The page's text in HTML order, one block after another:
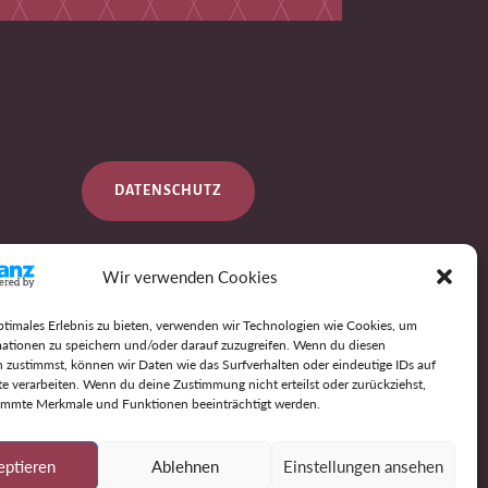
Wir verwenden Cookies
Erlebnis zu bieten, verwenden wir Technologien wie Cookies, um
zu speichern und/oder darauf zuzugreifen. Wenn du diesen
zustimmst, können wir Daten wie das Surfverhalten oder eindeutige IDs auf
verarbeiten. Wenn du deine Zustimmung nicht erteilst oder zurückziehst,
Merkmale und Funktionen beeinträchtigt werden.
Ablehnen Einstellungen ansehen
DATENSCHUTZ
IMPRESSUM
AGB